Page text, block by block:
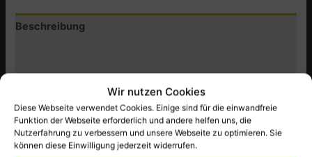
Wir nutzen Cookies
Diese Webseite verwendet Cookies. Einige sind für die einwandfreie
Funktion der Webseite erforderlich und andere helfen uns, die
Nutzerfahrung zu verbessern und unsere Webseite zu optimieren. Sie
können diese Einwilligung jederzeit widerrufen.
Menge
Beschreibung
original Honda Ersatzteil passend bei TL125K1-S ect.